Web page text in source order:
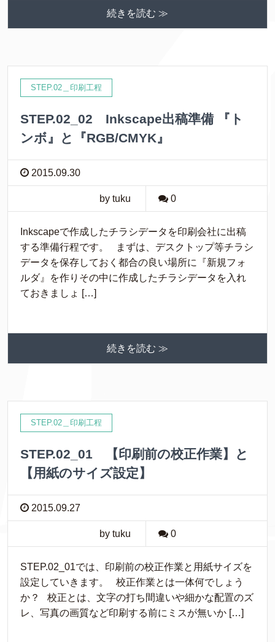
続きを読む ≫
STEP.02＿印刷工程
STEP.02_02 Inkscape出稿準備 『ト
ンボ』と『RGB/CMYK』
2015.09.30
by tuku 0
Inkscapeで作成したチラシデータを印刷会社に出稿
する準備行程です。 まずは、デスクトップ等チラシ
データを保存しておく都合の良い場所に『新規フォ
ルダ』を作りその中に作成したチラシデータを入れ
ておきましょ […]
続きを読む ≫
STEP.02＿印刷工程
STEP.02_01 【印刷前の校正作業】と
【用紙のサイズ設定】
2015.09.27
by tuku 0
STEP.02_01では、印刷前の校正作業と用紙サイズを
設定していきます。 校正作業とは一体何でしょう
か？ 校正とは、文字の打ち間違いや細かな配置のズ
レ、写真の画質など印刷する前にミスが無いか […]